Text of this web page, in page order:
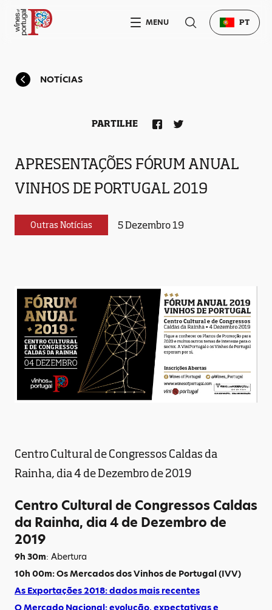
NOTÍCIAS
APRESENTAÇÕES FÓRUM ANUAL
VINHOS DE PORTUGAL 2019
Outras Notícias 5 Dezembro 19
PARTILHE
Centro Cultural de Congressos Caldas da
Rainha, dia 4 de Dezembro de 2019
Centro Cultural de Congressos Caldas
da Rainha, dia 4 de Dezembro de
2019
9h 30m: Abertura
10h 00m: Os Mercados dos Vinhos de Portugal (IVV)
As Exportações 2018: dados mais recentes
O Mercado Nacional: evolução, expectativas e
MENU PT